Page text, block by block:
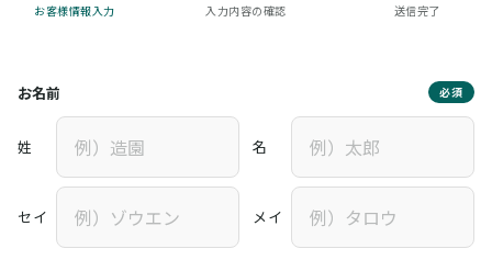
お客様情報入力 入力内容の確認 送信完了
お名前 必須
姓 名
セイ メイ